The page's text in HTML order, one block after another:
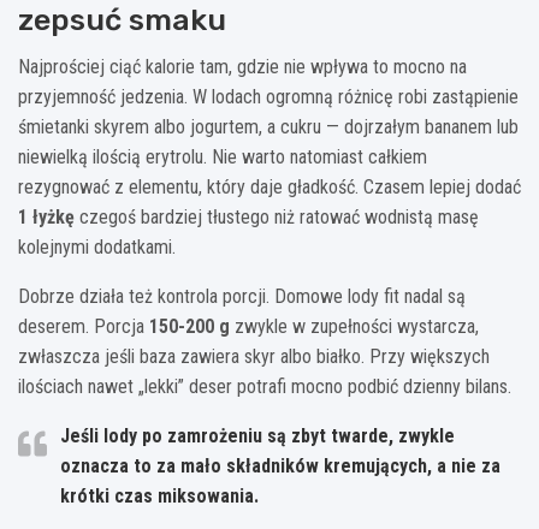
zepsuć smaku
Najprościej ciąć kalorie tam, gdzie nie wpływa to mocno na
przyjemność jedzenia. W lodach ogromną różnicę robi zastąpienie
śmietanki skyrem albo jogurtem, a cukru — dojrzałym bananem lub
niewielką ilością erytrolu. Nie warto natomiast całkiem
rezygnować z elementu, który daje gładkość. Czasem lepiej dodać
1 łyżkę czegoś bardziej tłustego niż ratować wodnistą masę
kolejnymi dodatkami.
Dobrze działa też kontrola porcji. Domowe lody fit nadal są
deserem. Porcja 150-200 g zwykle w zupełności wystarcza,
zwłaszcza jeśli baza zawiera skyr albo białko. Przy większych
ilościach nawet „lekki” deser potrafi mocno podbić dzienny bilans.
Jeśli lody po zamrożeniu są zbyt twarde, zwykle
oznacza to za mało składników kremujących, a nie za
krótki czas miksowania.